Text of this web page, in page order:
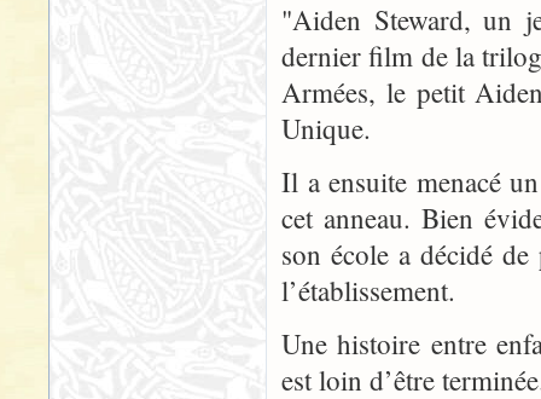
"Aiden Steward, un
dernier film de la
Armées, le petit
Unique.
Il a ensuite menacé
cet anneau. Bien
son école a décidé de
l’établissement.
Une histoire entre
est loin d’être